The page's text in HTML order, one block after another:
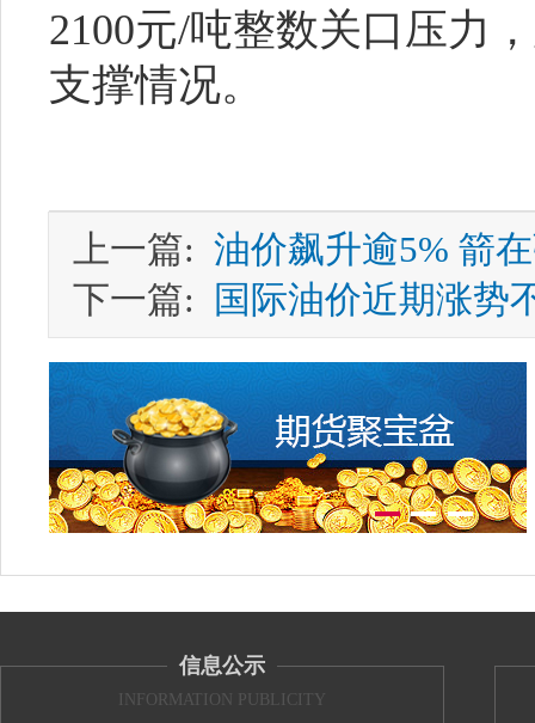
2100元/吨整数关口压力
支撑情况。
上一篇: 油价飙升逾5% 箭
下一篇: 国际油价近期涨势
信息公示
INFORMATION PUBLICITY